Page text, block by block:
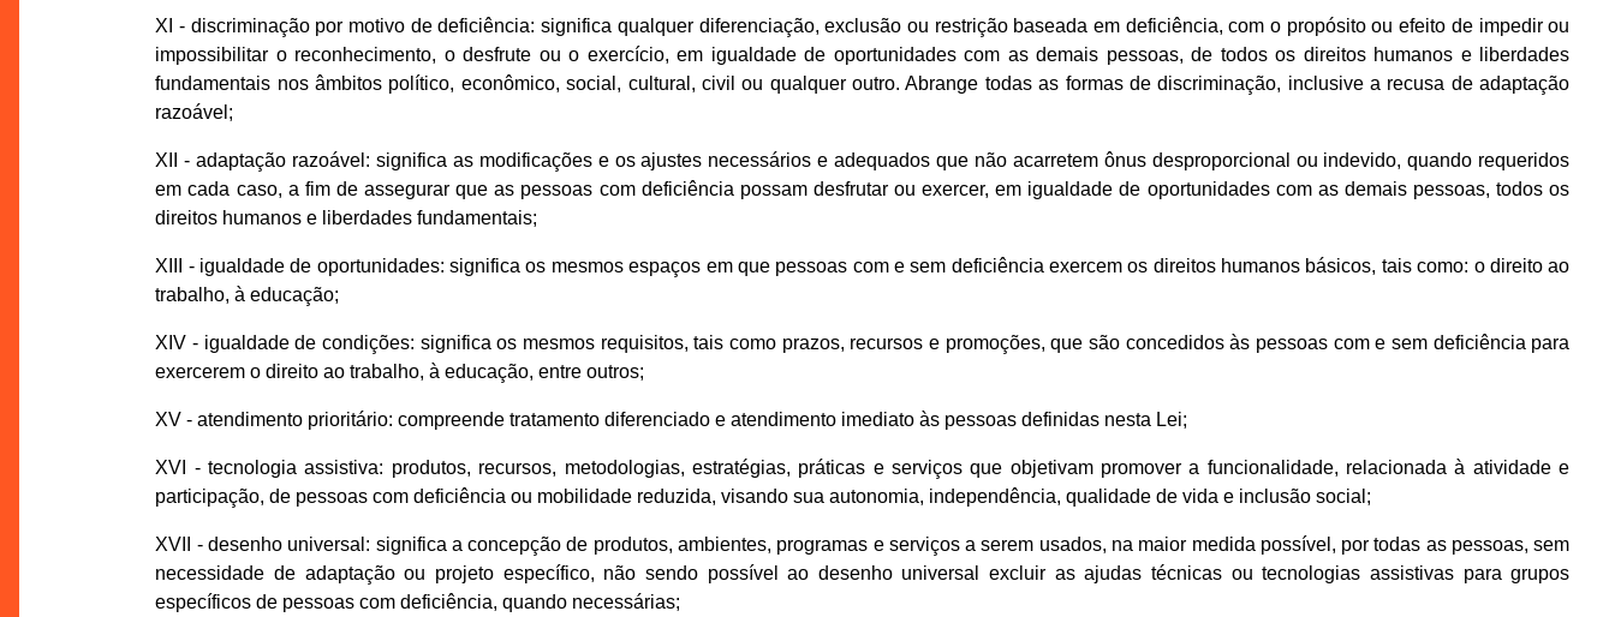
XI - discriminação por motivo de deficiência: significa qualquer diferenciação, exclusão ou restrição baseada em deficiência, com o propósito ou efeito de impedir ou
impossibilitar o reconhecimento, o desfrute ou o exercício, em igualdade de oportunidades com as demais pessoas, de todos os direitos humanos e liberdades
fundamentais nos âmbitos político, econômico, social, cultural, civil ou qualquer outro. Abrange todas as formas de discriminação, inclusive a recusa de adaptação
razoável;
XII - adaptação razoável: significa as modificações e os ajustes necessários e adequados que não acarretem ônus desproporcional ou indevido, quando requeridos
em cada caso, a fim de assegurar que as pessoas com deficiência possam desfrutar ou exercer, em igualdade de oportunidades com as demais pessoas, todos os
direitos humanos e liberdades fundamentais;
XIII - igualdade de oportunidades: significa os mesmos espaços em que pessoas com e sem deficiência exercem os direitos humanos básicos, tais como: o direito ao
trabalho, à educação;
XIV - igualdade de condições: significa os mesmos requisitos, tais como prazos, recursos e promoções, que são concedidos às pessoas com e sem deficiência para
exercerem o direito ao trabalho, à educação, entre outros;
XV - atendimento prioritário: compreende tratamento diferenciado e atendimento imediato às pessoas definidas nesta Lei;
XVI - tecnologia assistiva: produtos, recursos, metodologias, estratégias, práticas e serviços que objetivam promover a funcionalidade, relacionada à atividade e
participação, de pessoas com deficiência ou mobilidade reduzida, visando sua autonomia, independência, qualidade de vida e inclusão social;
XVII - desenho universal: significa a concepção de produtos, ambientes, programas e serviços a serem usados, na maior medida possível, por todas as pessoas, sem
necessidade de adaptação ou projeto específico, não sendo possível ao desenho universal excluir as ajudas técnicas ou tecnologias assistivas para grupos
específicos de pessoas com deficiência, quando necessárias;